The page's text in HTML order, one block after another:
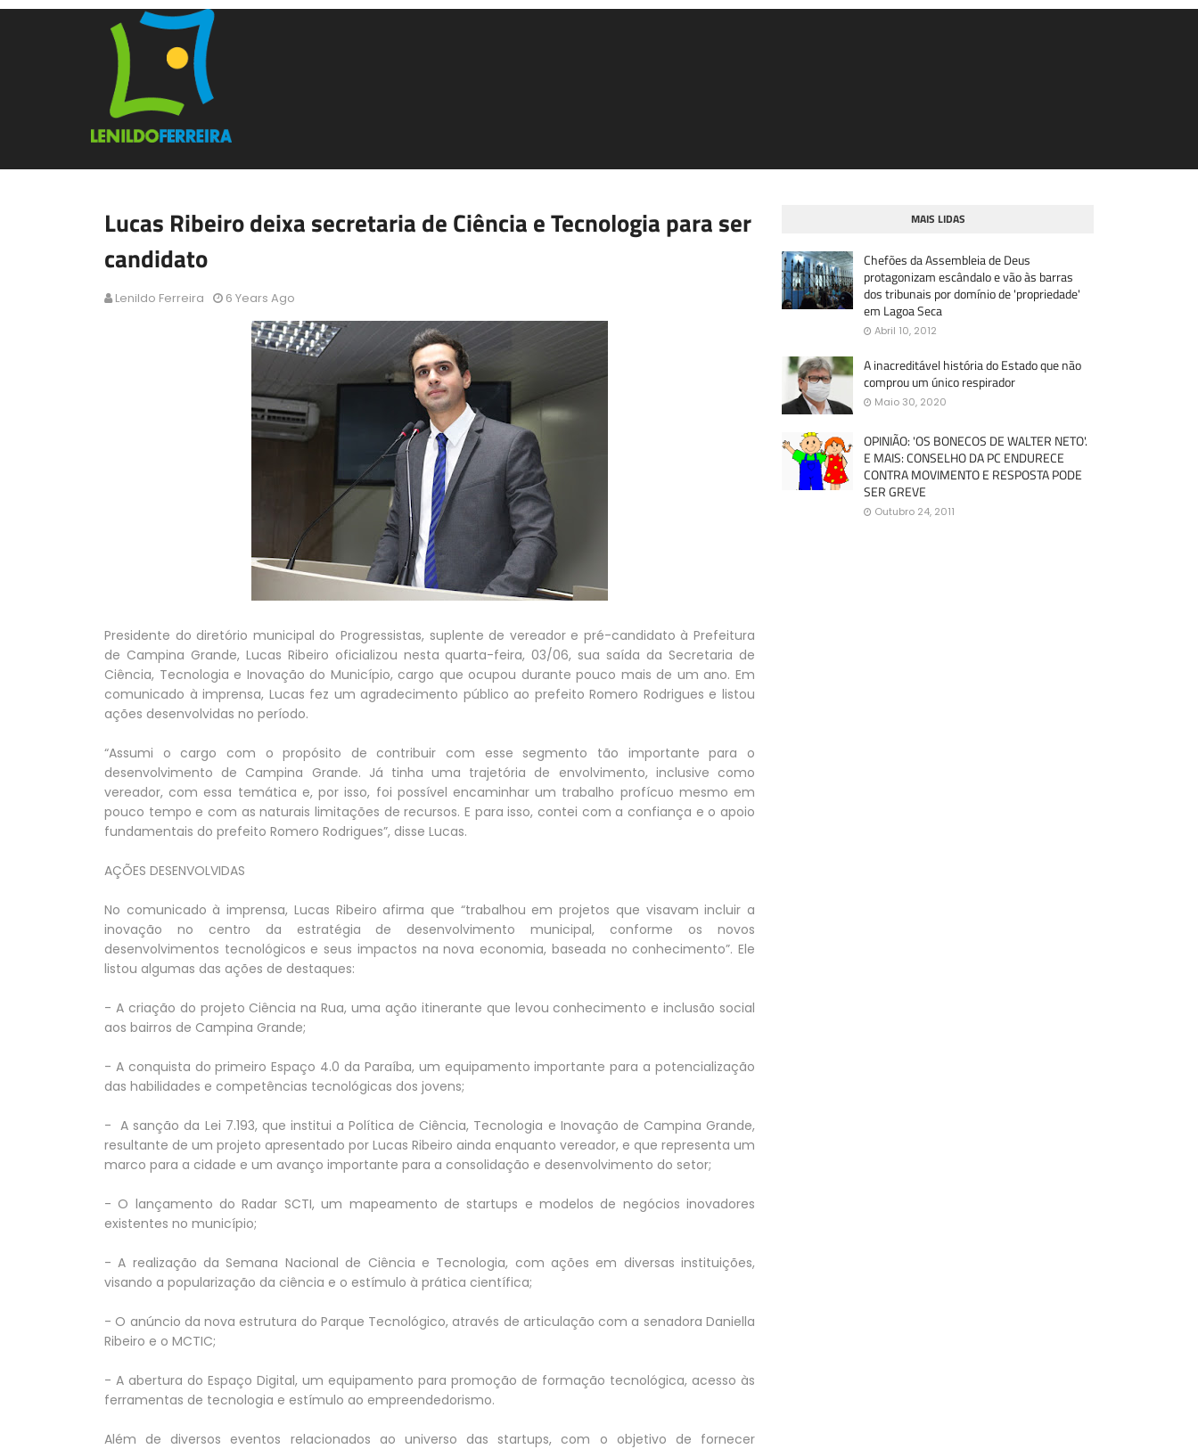
Lucas Ribeiro deixa secretaria de Ciência e Tecnologia para ser
candidato
Lenildo Ferreira 6 Years Ago
Presidente do diretório municipal do Progressistas, suplente de vereador e pré-candidato à Prefeitura
de Campina Grande, Lucas Ribeiro oficializou nesta quarta-feira, 03/06, sua saída da Secretaria de
Ciência, Tecnologia e Inovação do Município, cargo que ocupou durante pouco mais de um ano. Em
comunicado à imprensa, Lucas fez um agradecimento público ao prefeito Romero Rodrigues e listou
ações desenvolvidas no período.
“Assumi o cargo com o propósito de contribuir com esse segmento tão importante para o
desenvolvimento de Campina Grande. Já tinha uma trajetória de envolvimento, inclusive como
vereador, com essa temática e, por isso, foi possível encaminhar um trabalho profícuo mesmo em
pouco tempo e com as naturais limitações de recursos. E para isso, contei com a confiança e o apoio
fundamentais do prefeito Romero Rodrigues”, disse Lucas.
AÇÕES DESENVOLVIDAS
No comunicado à imprensa, Lucas Ribeiro afirma que “trabalhou em projetos que visavam incluir a
inovação no centro da estratégia de desenvolvimento municipal, conforme os novos
desenvolvimentos tecnológicos e seus impactos na nova economia, baseada no conhecimento”. Ele
listou algumas das ações de destaques:
- A criação do projeto Ciência na Rua, uma ação itinerante que levou conhecimento e inclusão social
aos bairros de Campina Grande;
- A conquista do primeiro Espaço 4.0 da Paraíba, um equipamento importante para a potencialização
das habilidades e competências tecnológicas dos jovens;
- A sanção da Lei 7.193, que institui a Política de Ciência, Tecnologia e Inovação de Campina Grande,
resultante de um projeto apresentado por Lucas Ribeiro ainda enquanto vereador, e que representa um
marco para a cidade e um avanço importante para a consolidação e desenvolvimento do setor;
- O lançamento do Radar SCTI, um mapeamento de startups e modelos de negócios inovadores
existentes no município;
- A realização da Semana Nacional de Ciência e Tecnologia, com ações em diversas instituições,
visando a popularização da ciência e o estímulo à prática científica;
- O anúncio da nova estrutura do Parque Tecnológico, através de articulação com a senadora Daniella
Ribeiro e o MCTIC;
- A abertura do Espaço Digital, um equipamento para promoção de formação tecnológica, acesso às
ferramentas de tecnologia e estímulo ao empreendedorismo.
Além de diversos eventos relacionados ao universo das startups, com o objetivo de fornecer
MAIS LIDAS
Chefões da Assembleia de Deus
protagonizam escândalo e vão às barras
dos tribunais por domínio de 'propriedade'
em Lagoa Seca
Abril 10, 2012
A inacreditável história do Estado que não
comprou um único respirador
Maio 30, 2020
OPINIÃO: 'OS BONECOS DE WALTER NETO'.
E MAIS: CONSELHO DA PC ENDURECE
CONTRA MOVIMENTO E RESPOSTA PODE
SER GREVE
Outubro 24, 2011